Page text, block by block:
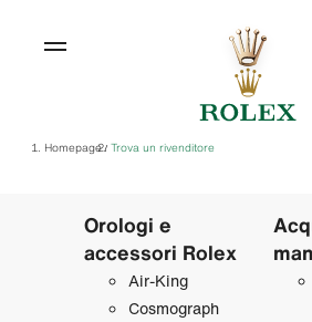
Homepage/ Trova un rivenditore
Orologi e
accessori Rolex
Air‑King
Cosmograph